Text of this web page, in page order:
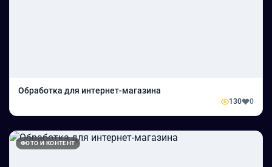
Обработка для интернет-магазина
130 0
ФОТО И КОНТЕНТ